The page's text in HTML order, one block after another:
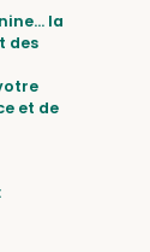
la
des
et de